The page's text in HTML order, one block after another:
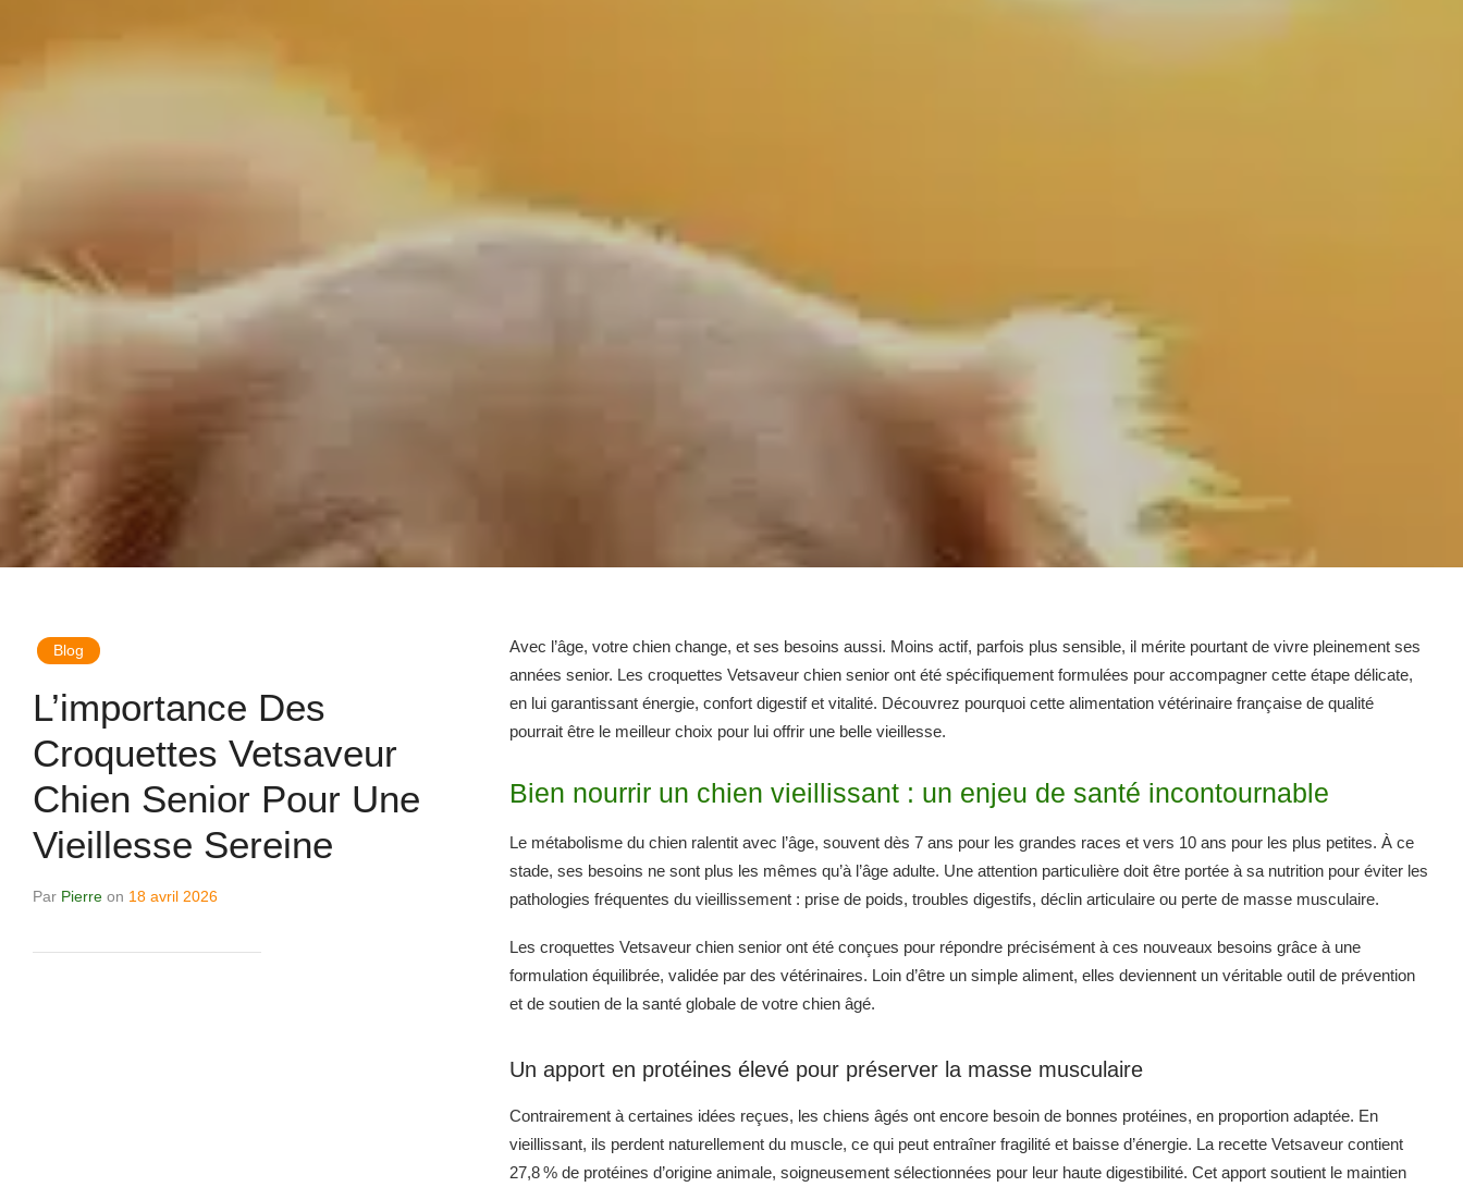
Blog
L’importance Des
Croquettes Vetsaveur
Chien Senior Pour Une
Vieillesse Sereine
Par Pierre on 18 avril 2026
Avec l’âge, votre chien change, et ses besoins aussi. Moins actif, parfois plus sensible, il mérite pourtant de vivre pleinement ses
années senior. Les croquettes Vetsaveur chien senior ont été spécifiquement formulées pour accompagner cette étape délicate,
en lui garantissant énergie, confort digestif et vitalité. Découvrez pourquoi cette alimentation vétérinaire française de qualité
pourrait être le meilleur choix pour lui offrir une belle vieillesse.
Bien nourrir un chien vieillissant : un enjeu de santé incontournable
Le métabolisme du chien ralentit avec l’âge, souvent dès 7 ans pour les grandes races et vers 10 ans pour les plus petites. À ce
stade, ses besoins ne sont plus les mêmes qu’à l’âge adulte. Une attention particulière doit être portée à sa nutrition pour éviter les
pathologies fréquentes du vieillissement : prise de poids, troubles digestifs, déclin articulaire ou perte de masse musculaire.
Les croquettes Vetsaveur chien senior ont été conçues pour répondre précisément à ces nouveaux besoins grâce à une
formulation équilibrée, validée par des vétérinaires. Loin d’être un simple aliment, elles deviennent un véritable outil de prévention
et de soutien de la santé globale de votre chien âgé.
Un apport en protéines élevé pour préserver la masse musculaire
Contrairement à certaines idées reçues, les chiens âgés ont encore besoin de bonnes protéines, en proportion adaptée. En
vieillissant, ils perdent naturellement du muscle, ce qui peut entraîner fragilité et baisse d’énergie. La recette Vetsaveur contient
27,8 % de protéines d’origine animale, soigneusement sélectionnées pour leur haute digestibilité. Cet apport soutient le maintien